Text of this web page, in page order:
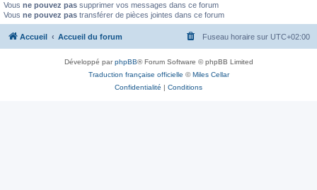
Vous ne pouvez pas supprimer vos messages dans ce forum
Vous ne pouvez pas transférer de pièces jointes dans ce forum
Accueil Accueil du forum Fuseau horaire sur UTC+02:00
Développé parphpBB® Forum Software © phpBB Limited
Traduction française officielle ©Miles Cellar
Confidentialité | Conditions